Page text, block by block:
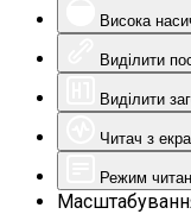
Висока
Виділити
Виділити
Читач з
Режим